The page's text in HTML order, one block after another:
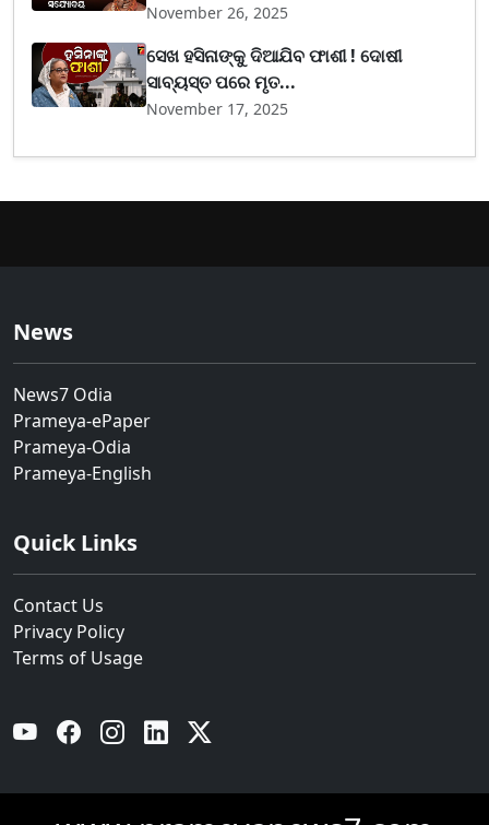
November 26, 2025
ସେଖ ହସିନାଙ୍କୁ ଦିଆଯିବ ଫାଶୀ ! ଦୋଷୀ
ସାବ୍ୟସ୍ତ ପରେ ମୃତ...
November 17, 2025
News
News7 Odia
Prameya-ePaper
Prameya-Odia
Prameya-English
Quick Links
Contact Us
Privacy Policy
Terms of Usage
YouTube Facebook Instagram Linkedin